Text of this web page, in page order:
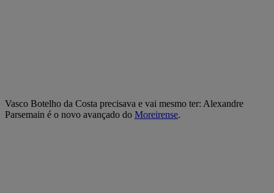
Vasco Botelho da Costa precisava e vai mesmo ter: Alexandre
Parsemain é o novo avançado do Moreirense.